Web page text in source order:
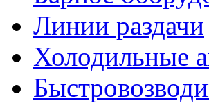
Линии раздачи
Холодильные